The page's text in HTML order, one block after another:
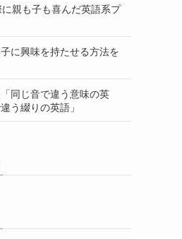
に親も子も喜んだ英語系プ
に興味を持たせる方法を
同じ音で違う意味の英
う綴りの英語」